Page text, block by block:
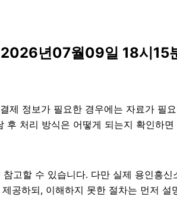
2026년07월09일 18시15
제 정보가 필요한 경우에는 자료가
처리 방식은 어떻게 되는지 확인하
참고할 수 있습니다. 다만 실제 용인흥
공하되, 이해하지 못한 절차는 먼저 설